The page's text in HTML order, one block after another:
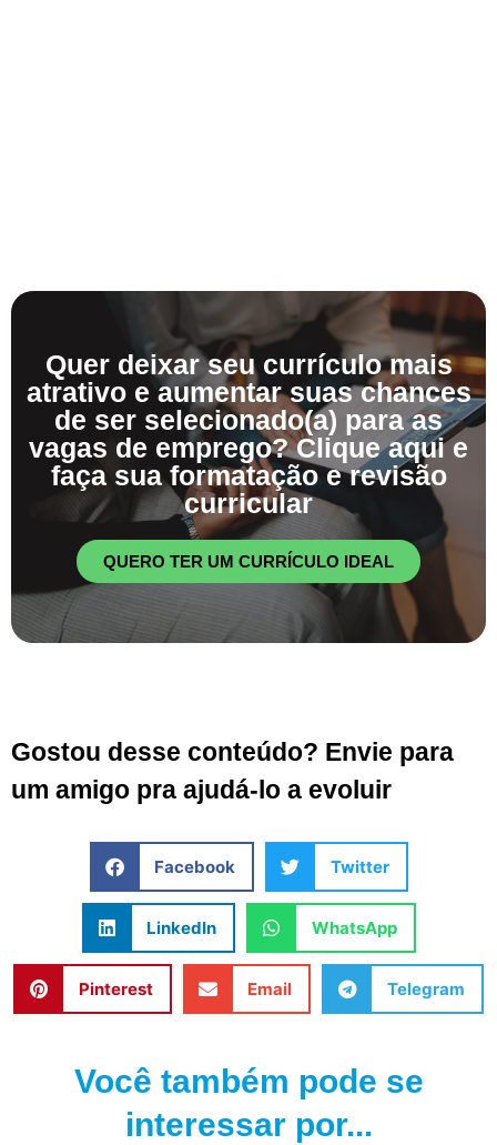
Quer deixar seu currículo mais
atrativo e aumentar suas chances
de ser selecionado(a) para as
vagas de emprego? Clique aqui e
faça sua formatação e revisão
curricular
QUERO TER UM CURRÍCULO IDEAL
Gostou desse conteúdo? Envie para
um amigo pra ajudá-lo a evoluir
Facebook Twitter
LinkedIn WhatsApp
Pinterest Email Telegram
Você também pode se
interessar por...